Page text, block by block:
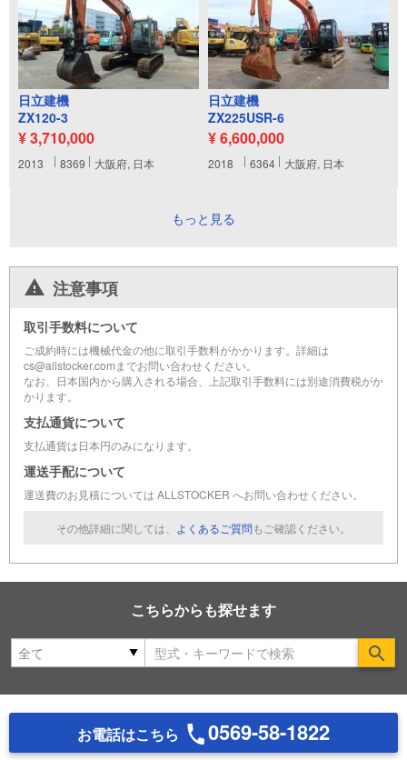
日立建機
ZX120-3
¥ 3,710,000
2013 8369 大阪府, 日本
日立建機
ZX225USR-6
¥ 6,600,000
2018 6364 大阪府, 日本
もっと見る
注意事項
取引手数料について
ご成約時には機械代金の他に取引手数料がかかります。詳細は
cs@allstocker.comまでお問い合わせください。
なお、日本国内から購入される場合、上記取引手数料には別途消費税がか
かります。
支払通貨について
支払通貨は日本円のみになります。
運送手配について
運送費のお見積については ALLSTOCKER へお問い合わせください。
その他詳細に関しては、 よくあるご質問もご確認ください。
こちらからも探せます
お電話はこちら 0569-58-1822